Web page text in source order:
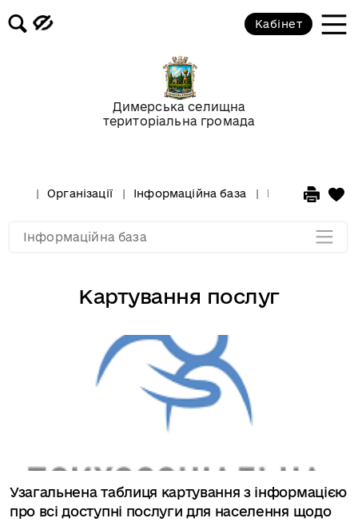
Димерська селищна
територіальна громада
Кабінет
Організації Інформаційна база Картування
Картування послуг
Узагальнена таблиця картування з інформацією
про всі доступні послуги для населення щодо
Інформаційна база
Інформація для ветеранів
Картування послуг
Мапа розділу